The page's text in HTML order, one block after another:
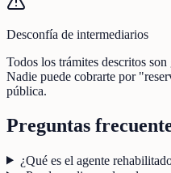
Desconfía de intermediarios
Todos los trámites descritos
Nadie puede cobrarte por
pública.
Preguntas
¿Qué es el agente